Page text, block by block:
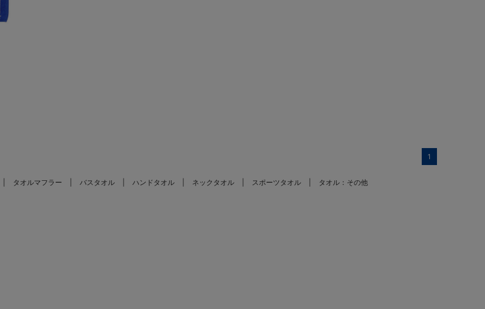
1
タオルマフラー バスタオル ハンドタオル ネックタオル スポーツタオル タオル：その他